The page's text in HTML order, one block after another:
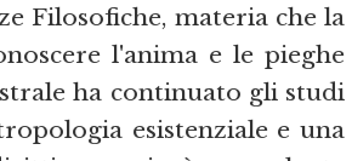
Filosofiche, materia che la
l'anima e le pieghe
ha continuato gli studi
esistenziale e una